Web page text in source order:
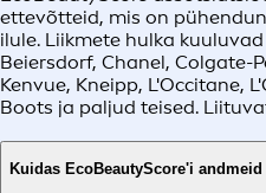
ettevõtteid, mis on
ilule. Liikmete hulka
Beiersdorf, Chanel, Colgate-
Kenvue, Kneipp, L'Occitane,
Boots ja paljud teised.
Kuidas EcoBeautyScore'i